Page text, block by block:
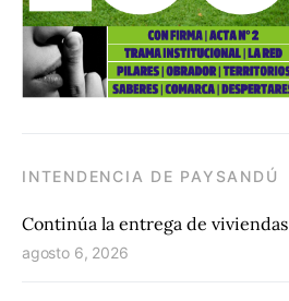
INTENDENCIA DE PAYSANDÚ
Continúa la entrega de viviendas
agosto 6, 2026